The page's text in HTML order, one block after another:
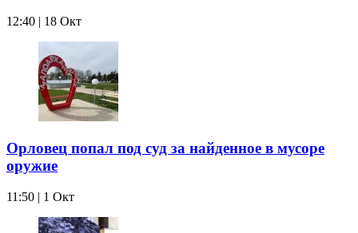
12:40 | 18 Окт
Орловец попал под суд за найденное в мусоре
оружие
11:50 | 1 Окт